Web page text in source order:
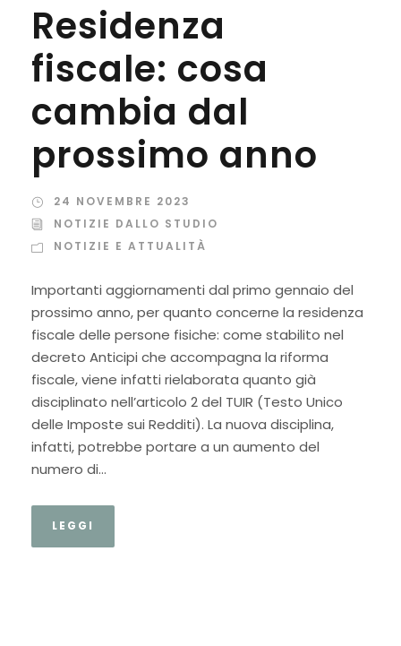
Residenza
fiscale: cosa
cambia dal
prossimo anno
24 NOVEMBRE 2023
NOTIZIE DALLO STUDIO
NOTIZIE E ATTUALITÀ
Importanti aggiornamenti dal primo gennaio del
prossimo anno, per quanto concerne la residenza
fiscale delle persone fisiche: come stabilito nel
decreto Anticipi che accompagna la riforma
fiscale, viene infatti rielaborata quanto già
disciplinato nell’articolo 2 del TUIR (Testo Unico
delle Imposte sui Redditi). La nuova disciplina,
infatti, potrebbe portare a un aumento del
numero di...
LEGGI